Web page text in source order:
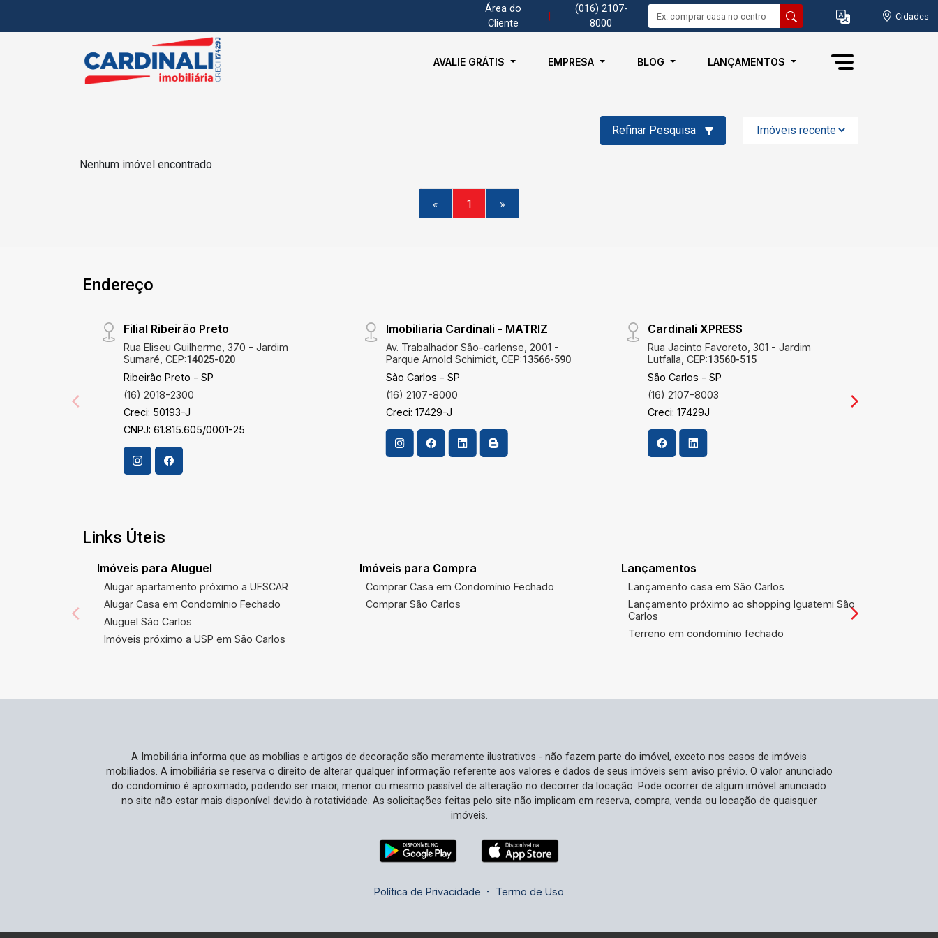
Área do
Cliente
(016) 2107-
8000
Cidades
AVALIE GRÁTIS EMPRESA BLOG LANÇAMENTOS
Refinar Pesquisa
Nenhum imóvel encontrado
« 1 »
Endereço
Filial Ribeirão Preto
Rua Eliseu Guilherme, 370 - Jardim
Sumaré, CEP:14025-020
Ribeirão Preto - SP
(16) 2018-2300
Creci: 50193-J
CNPJ: 61.815.605/0001-25
Imobiliaria Cardinali - MATRIZ
Av. Trabalhador São-carlense, 2001 -
Parque Arnold Schimidt, CEP:13566-590
São Carlos - SP
(16) 2107-8000
Creci: 17429-J
Cardinali XPRESS
Rua Jacinto Favoreto, 301 - Jardim
Lutfalla, CEP:13560-515
São Carlos - SP
(16) 2107-8003
Creci: 17429J
Links Úteis
Imóveis para Aluguel
Alugar apartamento próximo a UFSCAR
Alugar Casa em Condomínio Fechado
Aluguel São Carlos
Imóveis próximo a USP em São Carlos
Imóveis para Compra
Comprar Casa em Condomínio Fechado
Comprar São Carlos
Lançamentos
Lançamento casa em São Carlos
Lançamento próximo ao shopping Iguatemi São
Carlos
Terreno em condomínio fechado
A Imobiliária informa que as mobílias e artigos de decoração são meramente ilustrativos - não fazem parte do imóvel, exceto nos casos de imóveis
mobiliados. A imobiliária se reserva o direito de alterar qualquer informação referente aos valores e dados de seus imóveis sem aviso prévio. O valor anunciado
do condomínio é aproximado, podendo ser maior, menor ou mesmo passível de alteração no decorrer da locação. Pode ocorrer de algum imóvel anunciado
no site não estar mais disponível devido à rotatividade. As solicitações feitas pelo site não implicam em reserva, compra, venda ou locação de quaisquer
imóveis.
Política de Privacidade - Termo de Uso